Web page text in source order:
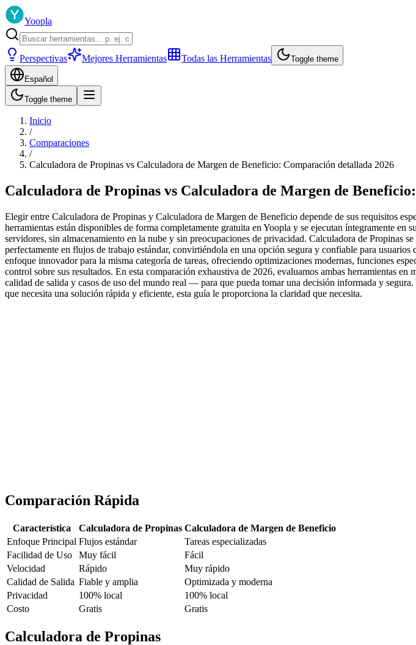
Yoopla
Perspectivas Mejores Herramientas Todas las Herramientas Toggle theme
Español
Toggle theme
Inicio
/
Comparaciones
/
Calculadora de Propinas vs Calculadora de Margen de Beneficio: Comparación detallada 2026
Calculadora de Propinas vs Calculadora de Margen de
Elegir entre Calculadora de Propinas y Calculadora de Margen de Beneficio depende de sus requisitos
herramientas están disponibles de forma completamente gratuita en Yoopla y se ejecutan íntegramente
servidores, sin almacenamiento en la nube y sin preocupaciones de privacidad. Calculadora de Propinas
perfectamente en flujos de trabajo estándar, convirtiéndola en una opción segura y confiable para
enfoque innovador para la misma categoría de tareas, ofreciendo optimizaciones modernas, funciones
control sobre sus resultados. En esta comparación exhaustiva de 2026, evaluamos ambas herramientas
calidad de salida y casos de uso del mundo real — para que pueda tomar una decisión informada y
que necesita una solución rápida y eficiente, esta guía le proporciona la claridad que necesita.
Comparación Rápida
Característica Calculadora de Propinas Calculadora de Margen de Beneficio
Enfoque Principal Flujos estándar
Tareas especializadas
Facilidad de Uso
Muy fácil
Fácil
Velocidad
Rápido
Muy rápido
Calidad de Salida Fiable y amplia
Optimizada y moderna
Privacidad
100% local
100% local
Costo
Gratis Gratis
Calculadora de Propinas